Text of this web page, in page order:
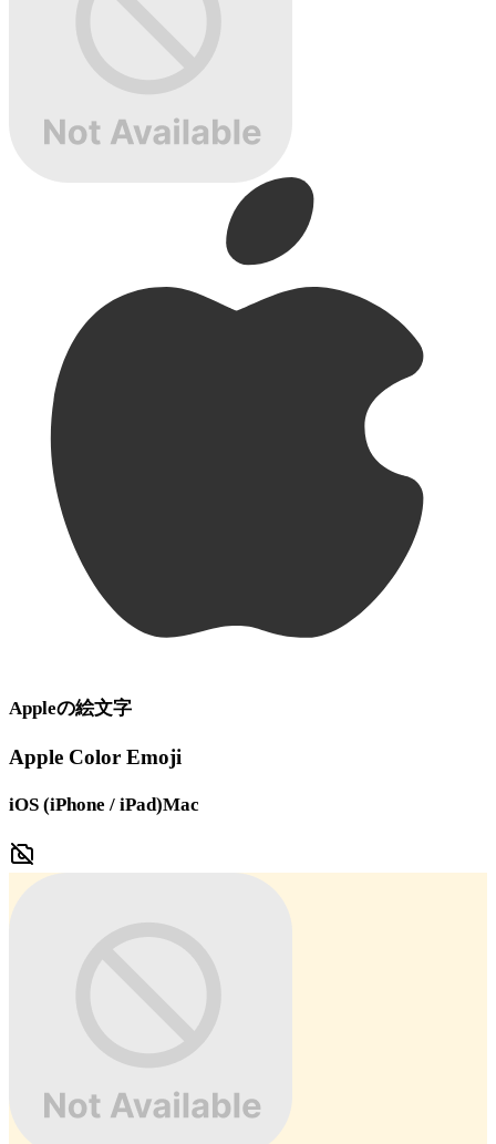
Appleの絵文字
Apple Color Emoji
iOS (iPhone / iPad)Mac